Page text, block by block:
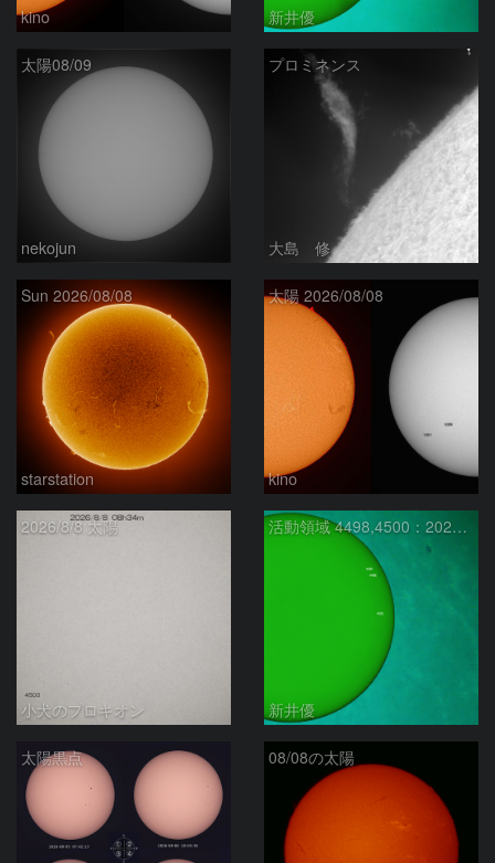
kino 新井優
太陽08/09
nekojun
プロミネンス
大島 修
Sun 2026/08/08
starstation
太陽 2026/08/08
kino
2026/8/8 太陽
小犬のプロキオン
活動領域 4498,4500：2026/08/08
新井優
太陽黒点 08/08の太陽